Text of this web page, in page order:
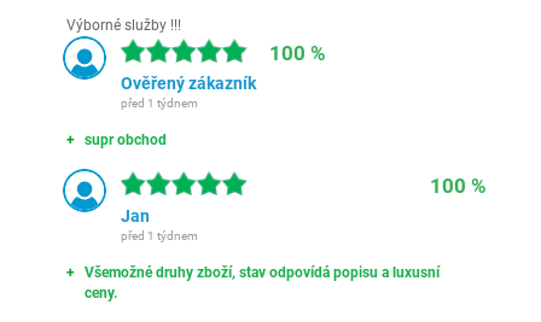
Výborné služby !!!
100 %
Ověřený zákazník
před 1 týdnem
supr obchod
100 %
Jan
před 1 týdnem
Všemožné druhy zboží, stav odpovídá popisu a luxusní
ceny.